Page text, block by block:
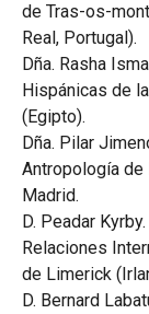
de Tras-os-
Real, Portugal).
Dña. Rasha
Hispánicas de
(Egipto).
Dña. Pilar
Antropología de
Madrid.
D. Peadar
Relaciones
de Limerick
D. Bernard